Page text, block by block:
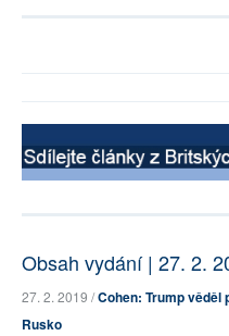
Obsah vydání | 27. 2.
27. 2. 2019 /Cohen: Trump věděl
Rusko